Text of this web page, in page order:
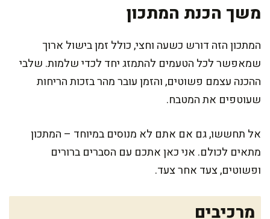
משך הכנת המתכון
המתכון הזה דורש כשעה וחצי, כולל זמן בישול ארוך
שמאפשר לכל הטעמים להתמזג יחד לכדי שלמות. שלבי
ההכנה עצמם פשוטים, והזמן עובר מהר בזכות הריחות
שעוטפים את המטבח.
אל תחששו, גם אם אתם לא מנוסים במיוחד – המתכון
מתאים לכולם. אני כאן אתכם עם הסברים ברורים
ופשוטים, צעד אחר צעד.
מרכיבים